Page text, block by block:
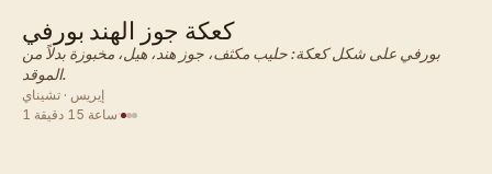
هندي · كعكة
كعكة جوز الهند بورفي
بورفي على شكل كعكة: حليب مكثف، جوز هند، هيل، مخبوزة بدلاً من
الموقد.
إيريس · تشيناي
1 ساعة 15 دقيقة·